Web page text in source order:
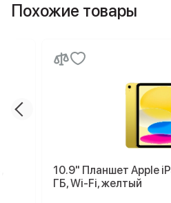
Похожие товары
10.9" Планшет Apple
ГБ, Wi-Fi, желтый